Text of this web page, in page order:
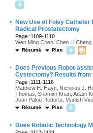
·
New Use of Foley
Radical Prostatectomy
Page :1109-1110
Wen Ming Chen, Chen Li
Résumé Plan
·
Does Previous Robot-
Cystectomy? Results from
Page :1111-1116
Matthew H. Hayn, Nicholas J.
Thomas, Shamim Khan, Adam
Joan Palou Redorta, Manish
Résumé Plan
· Does Robotic Technology